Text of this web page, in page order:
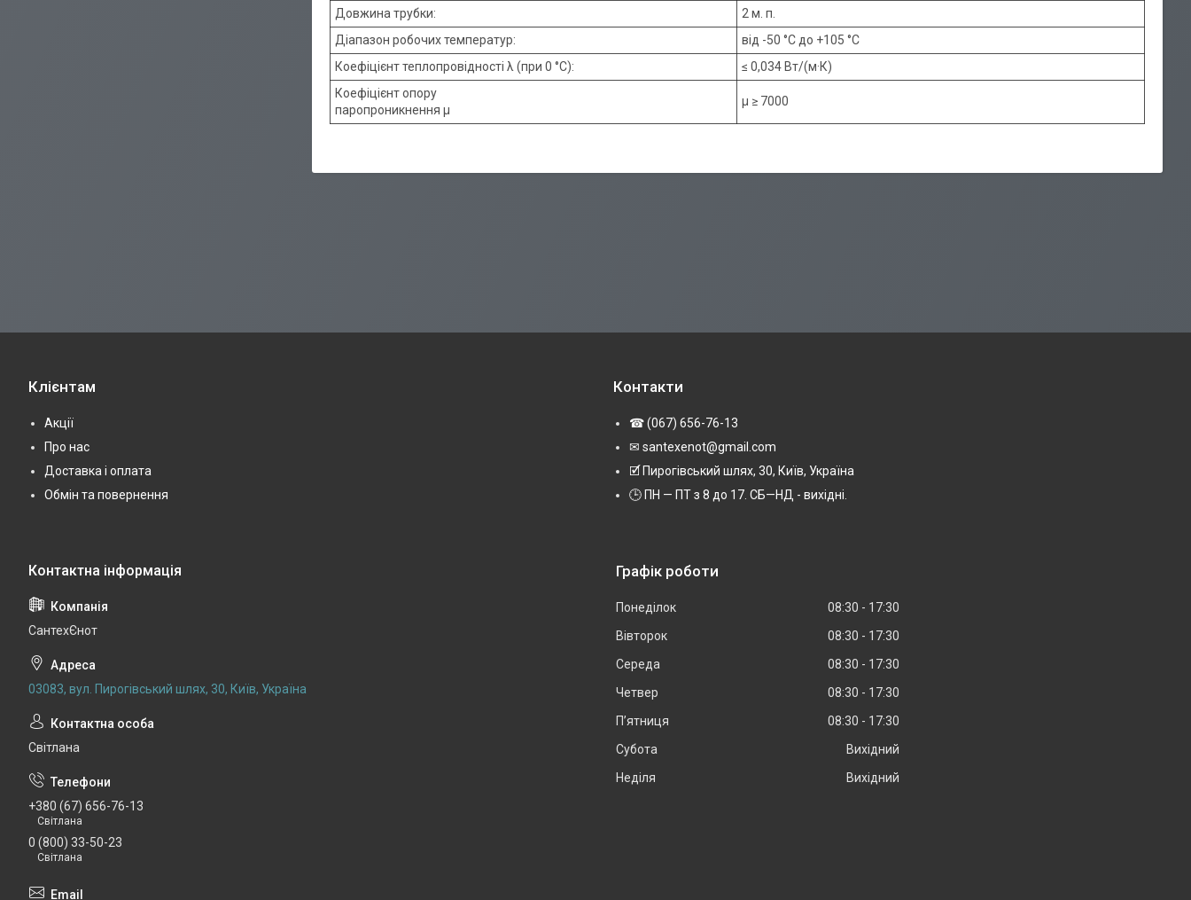
Довжина трубки:
2 м. п.
Діапазон робочих температур:
від -50 °С до +105 °С
Коефіцієнт теплопровідності λ (при 0 °С):
≤ 0,034 Вт/(м·К)
Коефіцієнт опору
паропроникнення μ
μ ≥ 7000
Клієнтам
Акції
Про нас
Доставка і оплата
Обмін та повернення
Контакти
☎ (067) 656-76-13
✉ santexenot@gmail.com
🗹 Пирогівський шлях, 30, Київ, Україна
🕒 ПН — ПТ з 8 до 17. СБ—НД - вихідні.
СантехЄнот
03083, вул. Пирогівський шлях, 30, Київ, Україна
Світлана
+380 (67) 656-76-13
Світлана
0 (800) 33-50-23
Світлана
Графік роботи
Понеділок 08:30
17:30
Вівторок
08:30
17:30
Середа
08:30
17:30
Четвер
08:30
17:30
Пʼятниця
08:30
17:30
Субота
Вихідний
Неділя
Вихідний